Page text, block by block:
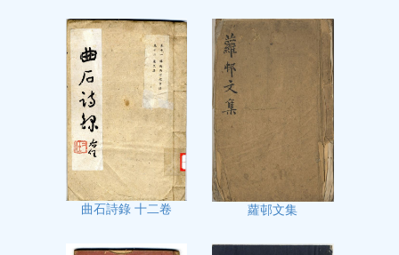
曲石詩錄 十二卷 蘿邨文集